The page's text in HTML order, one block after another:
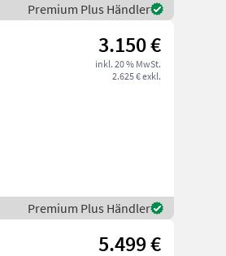
Premium Plus Händler
3.150 €
inkl. 20 % MwSt.
2.625 € exkl.
Premium Plus Händler
5.499 €